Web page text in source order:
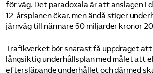
för väg. Det paradoxala är att anslagen i
12-årsplanen ökar, men ändå stiger
järnväg till närmare 60 miljarder kronor
Trafikverket bör snarast få uppdraget
långsiktig underhållsplan med målet att
eftersläpande underhållet och därmed